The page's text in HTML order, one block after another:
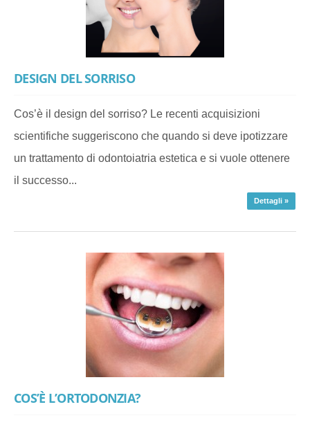
DESIGN DEL SORRISO
Cos’è il design del sorriso? Le recenti acquisizioni
scientifiche suggeriscono che quando si deve ipotizzare
un trattamento di odontoiatria estetica e si vuole ottenere
il successo...
Dettagli »
COS’È L’ORTODONZIA?